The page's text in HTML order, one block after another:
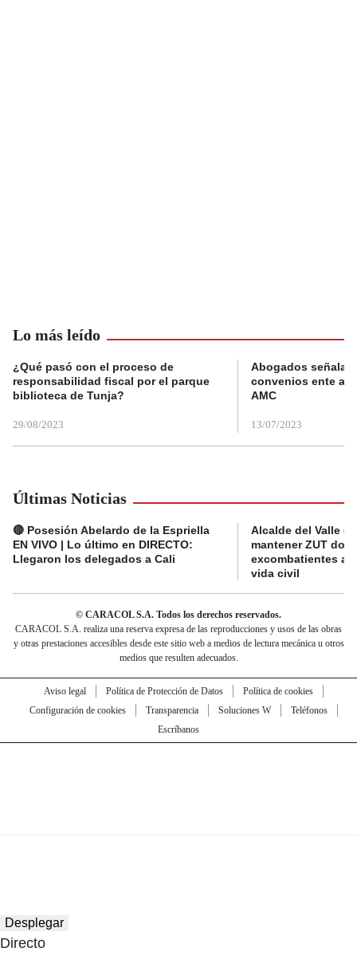
Lo más leído
¿Qué pasó con el proceso de
responsabilidad fiscal por el parque
biblioteca de Tunja?
29/08/2023
Abogados
convenios ente
AMC
13/07/2023
Últimas Noticias
🔴 Posesión Abelardo de la Espriella
EN VIVO | Lo último en DIRECTO:
Llegaron los delegados a Cali
Alcalde del Valle
mantener ZUT
excombatientes
vida civil
© CARACOL S.A. Todos los derechos reservados.
CARACOL S.A. realiza una reserva expresa de las reproducciones y usos de las obras
y otras prestaciones accesibles desde este sitio web a medios de lectura mecánica u otros
medios que resulten adecuados.
Aviso legal Política de Protección de Datos
Política de cookies
Configuración de cookies
Transparencia Soluciones W
Teléfonos
Escríbanos
Desplegar
Directo